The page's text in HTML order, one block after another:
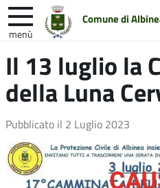
Comune di
menù
sito
Entra in Comune
Unione
Il 13 luglio la
della Luna
Pubblicato il 2 Luglio 2023